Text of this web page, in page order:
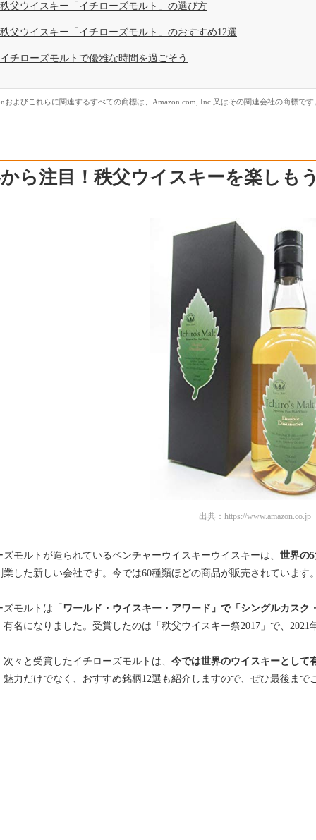
秩父ウイスキー「イチローズモルト」の選び方
秩父ウイスキー「イチローズモルト」のおすすめ12選
イチローズモルトで優雅な時間を過ごそう
およびこれらに関連するすべての商標は、Amazon.com, Inc.又はその関連会社の商標です
ら注目！秩父ウイスキーを楽しも
出典： https://www.amazon.co.jp
ズモルトが造られているベンチャーウイスキーウイスキーは、 世界の
業した新しい会社です。今では60種類ほどの商品が販売されています
ズモルトは「 ワールド・ウイスキー・アワード」で「シングルカス
有名になりました。受賞したのは「秩父ウイスキー祭2017」で、
次々と受賞したイチローズモルトは、 今では世界のウイスキーとして
魅力だけでなく、おすすめ銘柄12選も紹介しますので、ぜひ最後まで